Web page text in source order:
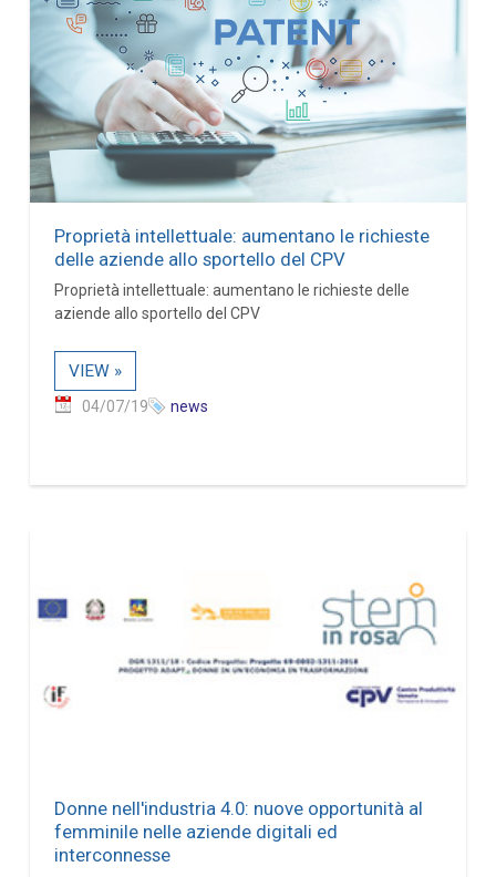
Proprietà intellettuale: aumentano le richieste
delle aziende allo sportello del CPV
Proprietà intellettuale: aumentano le richieste delle
aziende allo sportello del CPV
VIEW »
04/07/19 news
Donne nell'industria 4.0: nuove opportunità al
femminile nelle aziende digitali ed
interconnesse